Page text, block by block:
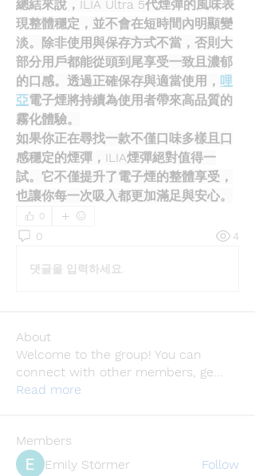
總結來說，ILIA Ultra 5代煙彈的風味表
現整體穩定，並不會在短時間內明顯變
淡。除非使用與保存方式不當，否則大
部分用戶都能從頭到尾享受一致且濃郁
的口感。透過正確保存與適當使用， 哩
亞電子煙將持續為使用者帶來高品質的
霧化體驗。
如果你正在尋找一款不僅口味多樣且口
感穩定的煙彈，ILIA煙彈絕對值得一
試。它不僅提升了電子煙的整體享受，
也讓你每一次吸入都更加滿足與安心。
0
0 4
댓글을 입력하세요.
About
Welcome to the group! You can
connect with other members, ge...
Read more
Members
Emily Störmer
Follow